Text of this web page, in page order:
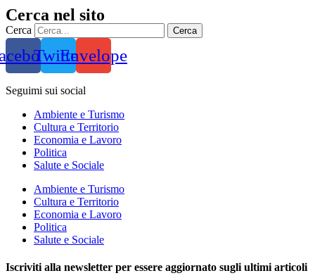
Cerca nel sito
Cerca Cerca
TwitterEnvelope
Seguimi sui social
Ambiente e Turismo
Cultura e Territorio
Economia e Lavoro
Politica
Salute e Sociale
Ambiente e Turismo
Cultura e Territorio
Economia e Lavoro
Politica
Salute e Sociale
Iscriviti alla newsletter per essere aggiornato sugli ultimi articoli